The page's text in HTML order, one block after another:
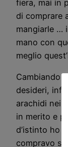
fiera, mai in
di comprare
mangiarle …
mano con
meglio
Cambiando
desideri,
arachidi nei
in merito e
d’istinto ho
compravo